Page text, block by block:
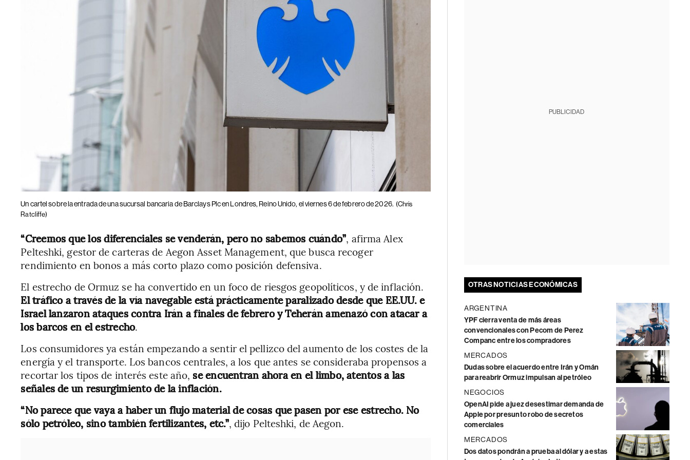
Un cartel sobre la entrada de una sucursal bancaria de Barclays Plc en Londres, Reino Unido, el viernes 6 de febrero de 2026. (Chris
Ratcliffe)
“Creemos que los diferenciales se venderán, pero no sabemos cuándo”, afirma Alex
Pelteshki, gestor de carteras de Aegon Asset Management, que busca recoger
rendimiento en bonos a más corto plazo como posición defensiva.
El estrecho de Ormuz se ha convertido en un foco de riesgos geopolíticos, y de inflación.
El tráfico a través de la vía navegable está prácticamente paralizado desde que EE.UU. e
Israel lanzaron ataques contra Irán a finales de febrero y Teherán amenazó con atacar a
los barcos en el estrecho.
Los consumidores ya están empezando a sentir el pellizco del aumento de los costes de la
energía y el transporte. Los bancos centrales, a los que antes se consideraba propensos a
recortar los tipos de interés este año, se encuentran ahora en el limbo, atentos a las
señales de un resurgimiento de la inflación.
“No parece que vaya a haber un flujo material de cosas que pasen por ese estrecho. No
sólo petróleo, sino también fertilizantes, etc.”, dijo Pelteshki, de Aegon.
PUBLICIDAD
OTRAS NOTICIAS ECONÓMICAS
ARGENTINA
YPF cierra venta de más áreas
convencionales con Pecom de Perez
Companc entre los compradores
MERCADOS
Dudas sobre el acuerdo entre Irán y Omán
para reabrir Ormuz impulsan al petróleo
NEGOCIOS
OpenAI pide a juez desestimar demanda de
Apple por presunto robo de secretos
comerciales
MERCADOS
Dos datos pondrán a prueba al dólar y a estas